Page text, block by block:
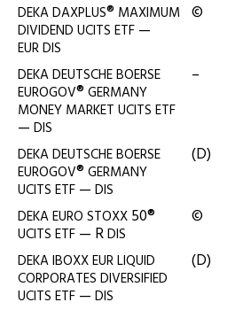
DEKADAXPLUS® MAXIMUM
DIVIDEND UCITS ETF —
EURDIS
©
DEKADEUTSCHEBOERSE
EUROGOV® GERMANY
MONEY MARKET UCITS ETF
— DIS
–
DEKADEUTSCHEBOERSE
EUROGOV® GERMANY
UCITS ETF — DIS
(D)
DEKAEURO STOXX 50®
UCITS ETF — RDIS
©
DEKAIBOXXEURLIQUID
CORPORATES DIVERSIFIED
UCITS ETF — DIS
(D)